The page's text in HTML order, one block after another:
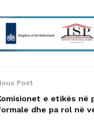
Post
e etikës në
dhe pa rol në